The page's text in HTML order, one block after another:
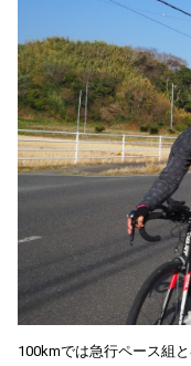
100kmでは急行ペース組